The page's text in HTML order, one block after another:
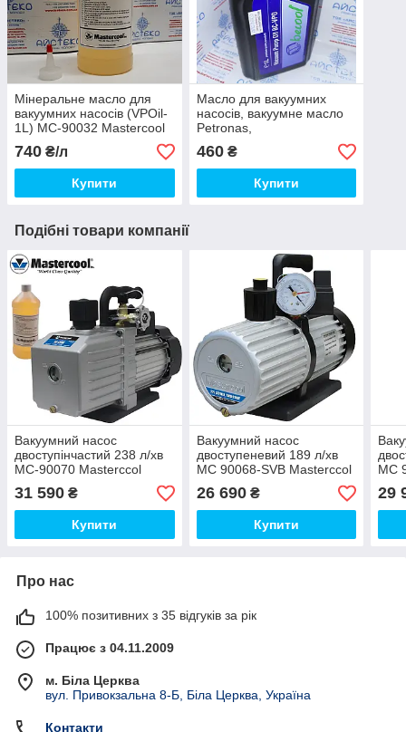
Мінеральне масло для
вакуумних насосів (VPOil-
1L) MC-90032 Mastercool
740 ₴/л
Купити
Масло для вакуумних
насосів, вакуумне масло
Petronas,
460₴
Купити
Подібні товари компанії
Вакуумний насос
двоступінчастий 238 л/хв
МС-90070 Masterccol
31 590 ₴
Купити
Вакуумний насос
двоступеневий 189 л/хв
МС 90068-SVB Masterccol
26 690₴
Купити
МС
29
Про нас
100% позитивних з 35 відгуків за рік
Працює з 04.11.2009
м. Біла Церква
вул. Привокзальна 8-Б, Біла Церква, Україна
Контакти